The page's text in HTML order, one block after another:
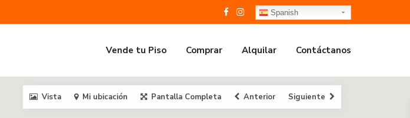
Spanish
Vende tu Piso Comprar Alquilar Contáctanos
Vista Mi ubicación Pantalla Completa Anterior Siguiente